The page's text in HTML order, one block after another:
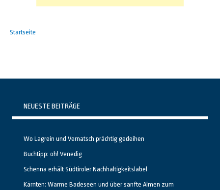
Startseite
NEUESTE BEITRÄGE
Wo Lagrein und Vernatsch prächtig gedeihen
Buchtipp: oh! Venedig
Schenna erhält Südtiroler Nachhaltigkeitslabel
Kärnten: Warme Badeseen und über sanfte Almen zum